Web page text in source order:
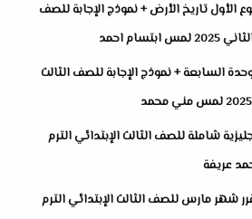
الأول تاريخ الأرض + نموذج الإجابة للصف
احمد
السابعة + نموذج الإجابة للصف الثالث
شاملة للصف الثالث الإبتدائي الترم
شهر مارس للصف الثالث الإبتدائي الترم